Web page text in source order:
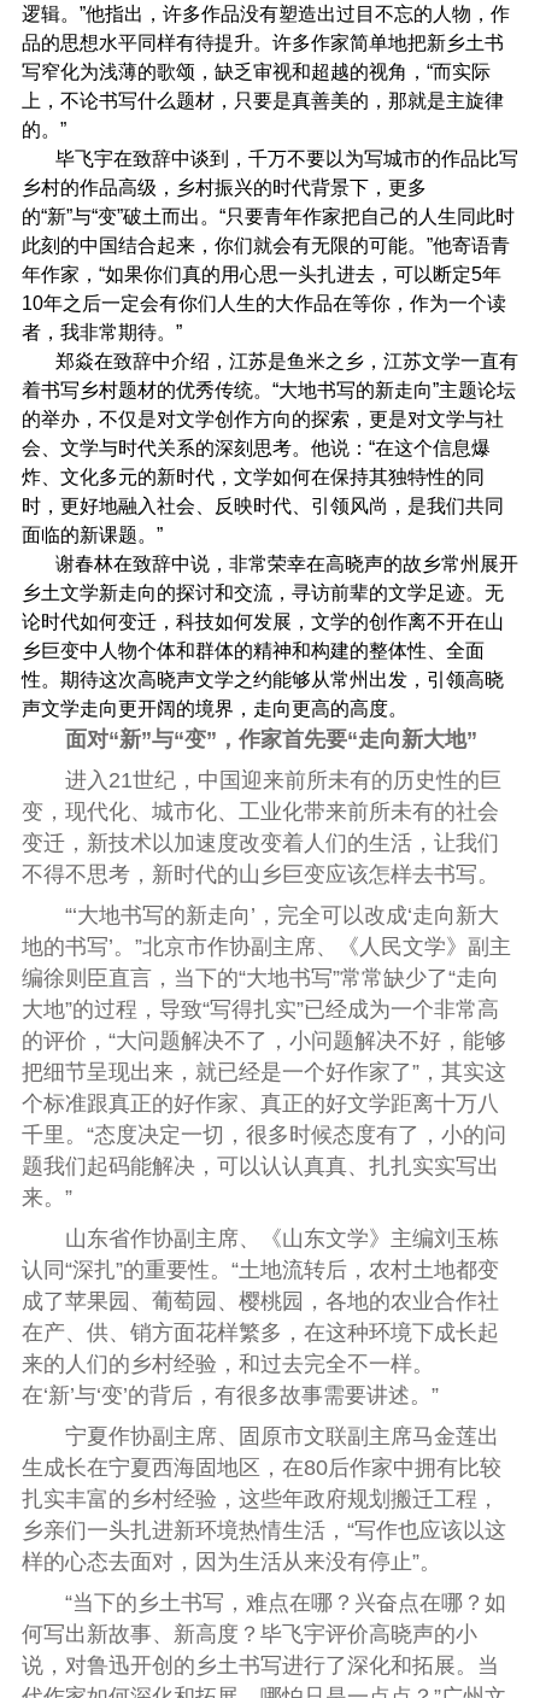
逻辑。”他指出，许多作品没有塑造出过目不忘的人物，作
品的思想水平同样有待提升。许多作家简单地把新乡土书
写窄化为浅薄的歌颂，缺乏审视和超越的视角，“而实际
上，不论书写什么题材，只要是真善美的，那就是主旋律
的。”
毕飞宇在致辞中谈到，千万不要以为写城市的作品比写
乡村的作品高级，乡村振兴的时代背景下，更多
的“新”与“变”破土而出。“只要青年作家把自己的人生同此时
此刻的中国结合起来，你们就会有无限的可能。”他寄语青
年作家，“如果你们真的用心思一头扎进去，可以断定5年
10年之后一定会有你们人生的大作品在等你，作为一个读
者，我非常期待。”
郑焱在致辞中介绍，江苏是鱼米之乡，江苏文学一直有
着书写乡村题材的优秀传统。“大地书写的新走向”主题论坛
的举办，不仅是对文学创作方向的探索，更是对文学与社
会、文学与时代关系的深刻思考。他说：“在这个信息爆
炸、文化多元的新时代，文学如何在保持其独特性的同
时，更好地融入社会、反映时代、引领风尚，是我们共同
面临的新课题。”
谢春林在致辞中说，非常荣幸在高晓声的故乡常州展开
乡土文学新走向的探讨和交流，寻访前辈的文学足迹。无
论时代如何变迁，科技如何发展，文学的创作离不开在山
乡巨变中人物个体和群体的精神和构建的整体性、全面
性。期待这次高晓声文学之约能够从常州出发，引领高晓
声文学走向更开阔的境界，走向更高的高度。
面对“新”与“变”，作家首先要“走向新大地”
进入21世纪，中国迎来前所未有的历史性的巨
变，现代化、城市化、工业化带来前所未有的社会
变迁，新技术以加速度改变着人们的生活，让我们
不得不思考，新时代的山乡巨变应该怎样去书写。
“‘大地书写的新走向’，完全可以改成‘走向新大
地的书写’。”北京市作协副主席、《人民文学》副主
编徐则臣直言，当下的“大地书写”常常缺少了“走向
大地”的过程，导致“写得扎实”已经成为一个非常高
的评价，“大问题解决不了，小问题解决不好，能够
把细节呈现出来，就已经是一个好作家了”，其实这
个标准跟真正的好作家、真正的好文学距离十万八
千里。“态度决定一切，很多时候态度有了，小的问
题我们起码能解决，可以认认真真、扎扎实实写出
来。”
山东省作协副主席、《山东文学》主编刘玉栋
认同“深扎”的重要性。“土地流转后，农村土地都变
成了苹果园、葡萄园、樱桃园，各地的农业合作社
在产、供、销方面花样繁多，在这种环境下成长起
来的人们的乡村经验，和过去完全不一样。
在‘新’与‘变’的背后，有很多故事需要讲述。”
宁夏作协副主席、固原市文联副主席马金莲出
生成长在宁夏西海固地区，在80后作家中拥有比较
扎实丰富的乡村经验，这些年政府规划搬迁工程，
乡亲们一头扎进新环境热情生活，“写作也应该以这
样的心态去面对，因为生活从来没有停止”。
“当下的乡土书写，难点在哪？兴奋点在哪？如
何写出新故事、新高度？毕飞宇评价高晓声的小
说，对鲁迅开创的乡土书写进行了深化和拓展。当